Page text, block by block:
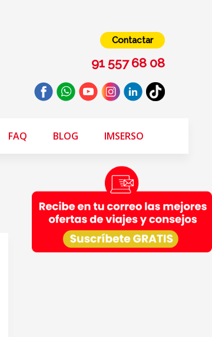
Contactar
91 557 68 08
FAQ BLOG IMSERSO